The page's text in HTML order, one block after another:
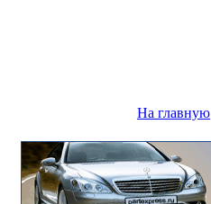
На главную